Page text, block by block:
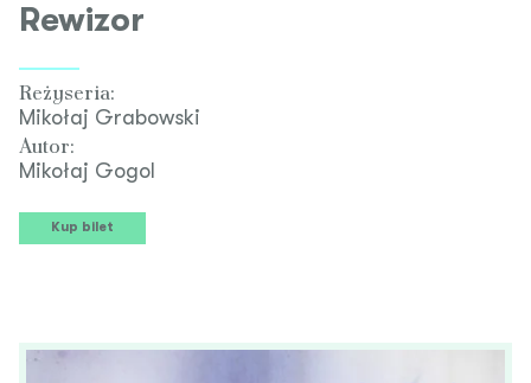
Rewizor
Reżyseria:
Mikołaj Grabowski
Autor:
Mikołaj Gogol
Kup bilet